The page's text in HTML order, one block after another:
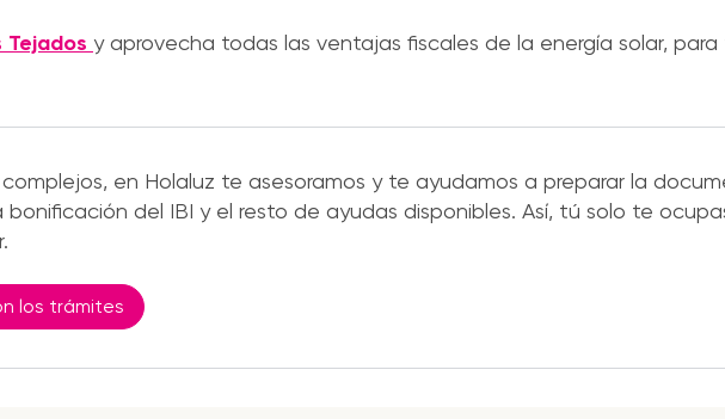
Tejados y aprovecha todas las ventajas fiscales de la energía solar, para
en Holaluz te asesoramos y te ayudamos a preparar la
del IBI y el resto de ayudas disponibles. Así, tú solo te
los trámites